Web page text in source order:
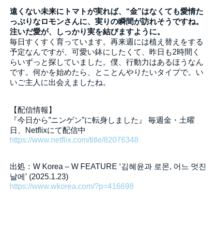
遠くない未来にトマトが実れば、“金”はなくても愛情た
っぷりなロモンさんに、実りの瞬間が訪れそうですね。
注いだ愛が、しっかり実を結びますように。
毎日すくすく育っています。再来週には植え替えをする
予定なんですが、可愛い鉢にしたくて、昨日も2時間く
らいずっと探していました。僕、行動力はあるほうなん
です。何かを始めたら、とことんやりたいタイプで。い
いご主人に出会えましたね。
【配信情報】
『今日から”ニンゲン”に転身しました』 毎週金・土曜
日、Netflixにて配信中
https://www.netflix.com/title/82076348
出処：W Korea – W FEATURE ‘김혜윤과 로몬, 어느 멋진
날에’ (2025.1.23)
https://www.wkorea.com/?p=416698